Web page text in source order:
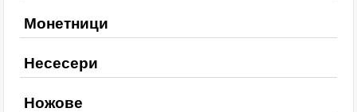
Монетници
Несесери
Ножове